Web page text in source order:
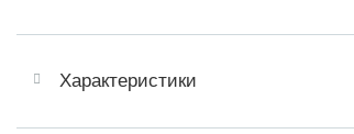
Характеристики